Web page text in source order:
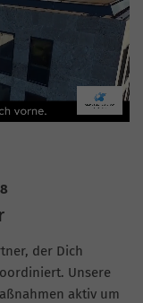
der Dich
Unsere
aktiv um